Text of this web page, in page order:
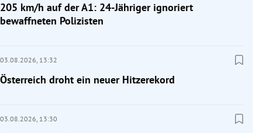
205 km/h auf der A1: 24-Jähriger ignoriert
bewaffneten Polizisten
03.08.2026, 13:32
Österreich droht ein neuer Hitzerekord
03.08.2026, 13:30